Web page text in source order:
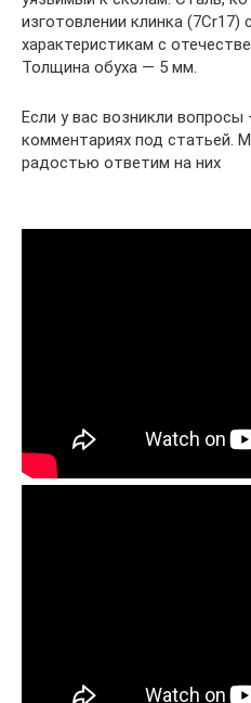
изготовлении клинка (7Cr17)
характеристикам с
Толщина обуха — 5 мм.
Если у вас возникли вопросы
комментариях под статьей.
радостью ответим на них